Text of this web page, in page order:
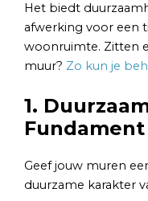
Het biedt
afwerking voor een
woonruimte. Zitten
muur? Zo kun je
1.
Fundament
Geef jouw muren
duurzame karakter